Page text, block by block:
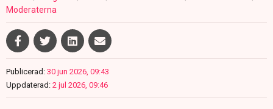
Moderaterna
Publicerad: 30 jun 2026, 09:43
Uppdaterad: 2 jul 2026, 09:46